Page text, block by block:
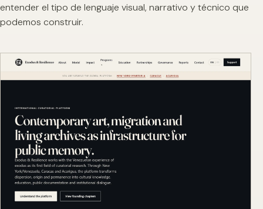
entender el tipo de lenguaje visual, narrativo y técnico que
podemos construir.